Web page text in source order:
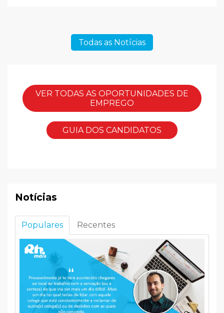
Todas as Notícias
VER TODAS AS OPORTUNIDADES DE
EMPREGO
GUIA DOS CANDIDATOS
Notícias
Populares Recentes